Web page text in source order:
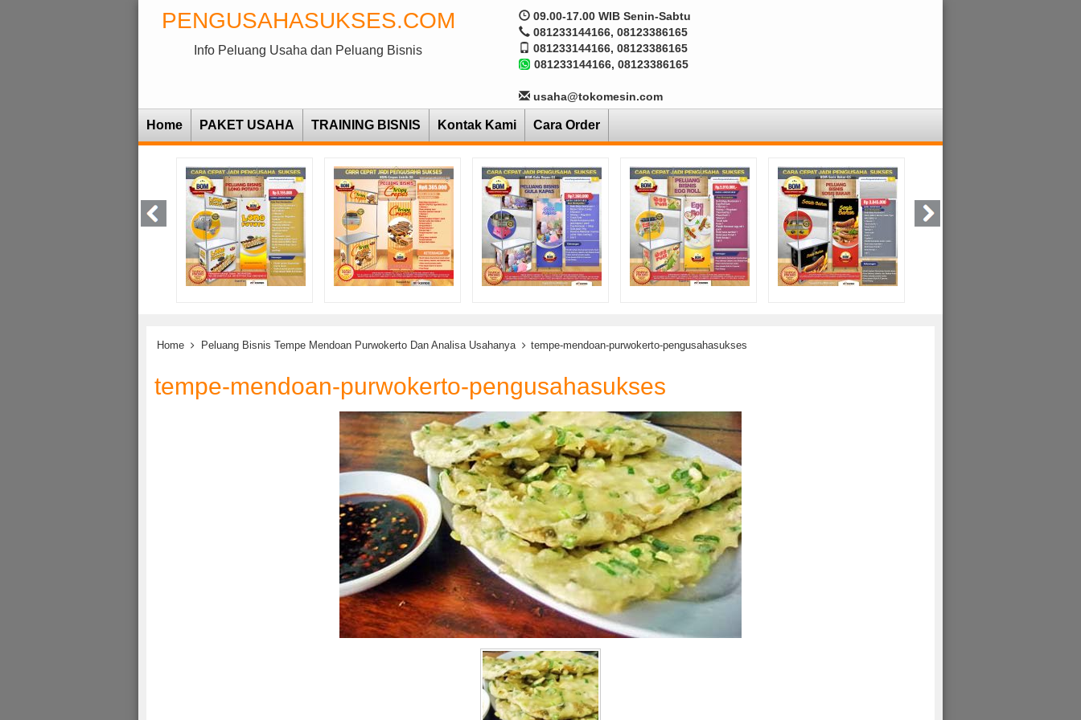
PENGUSAHASUKSES.COM
Info Peluang Usaha dan Peluang Bisnis
09.00-17.00 WIB Senin-Sabtu
081233144166, 08123386165
081233144166, 08123386165
081233144166, 08123386165
usaha@tokomesin.com
Home PAKET USAHA TRAINING BISNIS Kontak Kami Cara Order
Home Peluang Bisnis Tempe Mendoan Purwokerto Dan Analisa Usahanya tempe-mendoan-purwokerto-pengusahasukses
tempe-mendoan-purwokerto-pengusahasukses